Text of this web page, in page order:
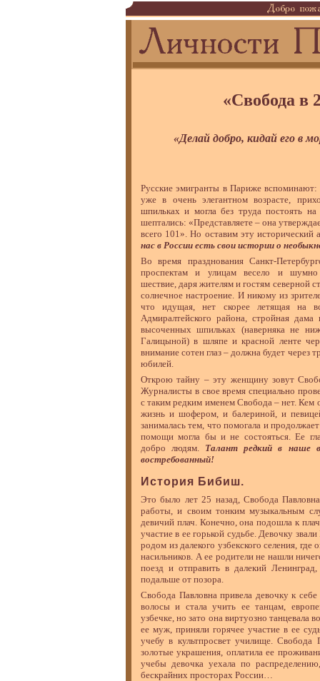
«Свобода в
«Делай добро, кидай его в
Русские эмигранты в Париже вспоминают:
уже в очень элегантном возрасте,
шпильках и могла без труда постоять
шептались: «Представляете – она
всего 101». Но оставим эту исторический
нас в России есть свои истории о
Во время празднования Санкт-
проспектам и улицам весело и шумно
шествие, даря жителям и гостям северной
солнечное настроение. И никому из
что идущая, нет скорее летящая на
Адмиралтейского района, стройная
высоченных шпильках (наверняка не
Галицыной) в шляпе и красной ленте
внимание сотен глаз – должна будет через
юбилей.
Открою тайну – эту женщину зовут
Журналисты в свое время специально
с таким редким именем Свобода – нет. Кем
жизнь и шофером, и балериной, и
занималась тем, что помогала и
помощи могла бы и не состояться. Ее
добро людям. Талант редкий в наше
востребованный!
История Бибиш.
Это было лет 25 назад, Свобода
работы, и своим тонким музыкальным
девичий плач. Конечно, она подошла к
участие в ее горькой судьбе. Девочку
родом из далекого узбекского селения, где
насильников. А ее родители не нашли
поезд и отправить в далекий Ленинград,
подальше от позора.
Свобода Павловна привела девочку к
волосы и стала учить ее танцам,
узбечке, но зато она виртуозно танцевала
ее муж, приняли горячее участие в ее
учебу в культпросвет училище. Свобода
золотые украшения, оплатила ее
учебы девочка уехала по
бескрайних просторах России…